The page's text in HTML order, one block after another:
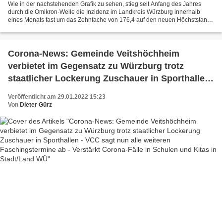
Wie in der nachstehenden Grafik zu sehen, stieg seit Anfang des Jahres
durch die Omikron-Welle die Inzidenz im Landkreis Würzburg innerhalb
eines Monats fast um das Zehnfache von 176,4 auf den neuen Höchststand
Corona-News: Gemeinde Veitshöchheim
verbietet im Gegensatz zu Würzburg trotz
staatlicher Lockerung Zuschauer in Sporthallen
ab - Verstärkt Corona-Fälle in Schulen und Kitas
Veröffentlicht am 29.01.2022 15:23
Von Dieter Gürz